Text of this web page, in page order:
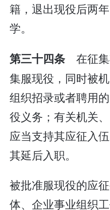
籍，退出现役后两
学。
第三十四条 在征
集服现役，同时被
组织招录或者聘用
役义务；有关机关
应当支持其应征入
其延后入职。
被批准服现役的应
体、企业事业组织